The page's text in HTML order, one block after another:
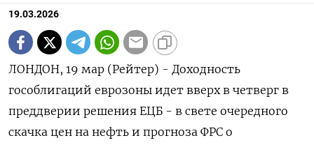
19.03.2026
ЛОНДОН, 19 мар (Рейтер) - Доходность
гособлигаций еврозоны идет вверх в четверг в
‌преддверии решения ЕЦБ - в свете очередного
скачка цен на нефть и ​прогноза ​ФРС ​о